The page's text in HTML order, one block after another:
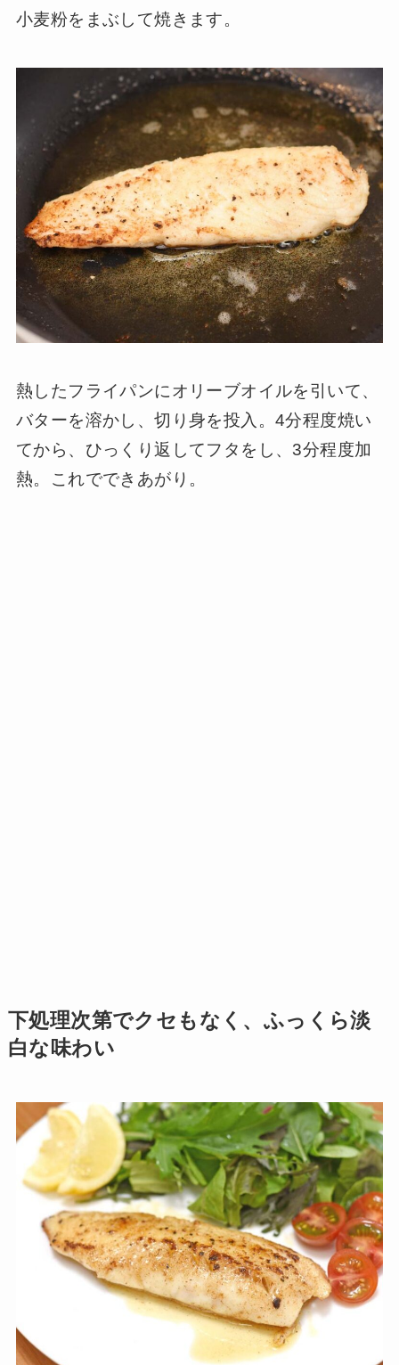
小麦粉をまぶして焼きます。
熱したフライパンにオリーブオイルを引いて、
バターを溶かし、切り身を投入。4分程度焼い
てから、ひっくり返してフタをし、3分程度加
熱。これでできあがり。
下処理次第でクセもなく、ふっくら淡
白な味わい